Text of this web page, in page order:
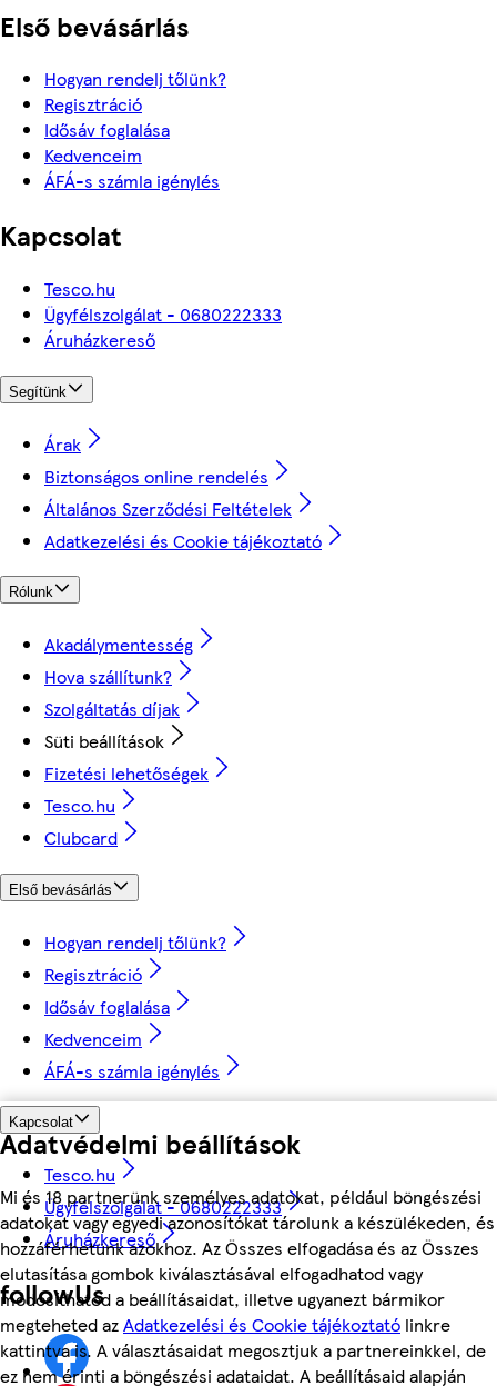
Adatvédelmi beállítások
Mi és 18 partnerünk személyes adatokat, például böngészési
adatokat vagy egyedi azonosítókat tárolunk a készülékeden, és
hozzáférhetünk azokhoz. Az Összes elfogadása és az Összes
elutasítása gombok kiválasztásával elfogadhatod vagy
módosíthatod a beállításaidat, illetve ugyanezt bármikor
megteheted azAdatkezelési és Cookie tájékoztató linkre
kattintva is. A választásaidat megosztjuk a partnereinkkel, de
ez nem érinti a böngészési adataidat. A beállításaid alapján
Első bevásárlás
Hogyan rendelj tőlünk?
Regisztráció
Idősáv foglalása
Kedvenceim
ÁFÁ-s számla igénylés
Kapcsolat
Tesco.hu
Ügyfélszolgálat - 0680222333
Áruházkereső
Segítünk
Árak
Biztonságos online rendelés
Általános Szerződési Feltételek
Adatkezelési és Cookie tájékoztató
Rólunk
Akadálymentesség
Hova szállítunk?
Szolgáltatás díjak
Süti beállítások
Fizetési lehetőségek
Tesco.hu
Clubcard
Első bevásárlás
Hogyan rendelj tőlünk?
Regisztráció
Idősáv foglalása
Kedvenceim
ÁFÁ-s számla igénylés
Kapcsolat
Tesco.hu
Ügyfélszolgálat - 0680222333
Áruházkereső
followUs